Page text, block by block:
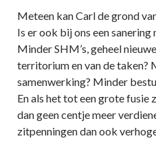
Meteen kan Carl de grond
Is er ook bij ons een sanering
Minder SHM’s, geheel
territorium en van de taken?
samenwerking? Minder
En als het tot een grote fusie
dan geen centje meer
zitpenningen dan ook